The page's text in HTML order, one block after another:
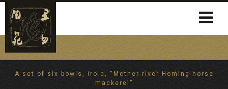
A set of six bowls, Iro-e, “Mother-river Homing horse
mackerel”